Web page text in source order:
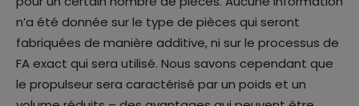
n’a été donnée sur le type de pièces qui seront
fabriquées de manière additive, ni sur le processus de
FA exact qui sera utilisé. Nous savons cependant que
le propulseur sera caractérisé par un poids et un